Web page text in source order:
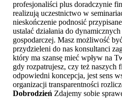
profesjonaliści plus doradczynie
realizują uczestnictwo w
nieskończenie podnosić
ustalać działania do
gospodarczej. Masz możliwość
przydzieleni do nas konsultanci
który ma szansę mieć wpływ na
gdy rozpatrujesz, czy też naszych
odpowiedni koncepcja, jest sens
organizacji transparentności
Dobrodzień Zdajemy sobie